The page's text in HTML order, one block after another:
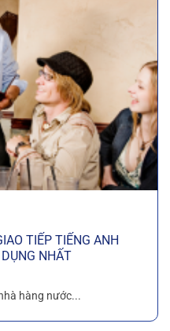
TIẾP TIẾNG ANH
NHẤT
hàng nước...